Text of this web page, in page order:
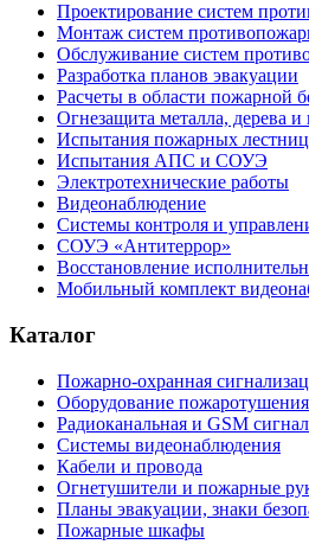
Проектирование систем
Монтаж систем
Обслуживание систем
Разработка планов эвакуации
Расчеты в области пожарной
Огнезащита металла, дерева и
Испытания пожарных
Испытания АПС и СОУЭ
Электротехнические работы
Видеонаблюдение
Системы контроля и
СОУЭ «Антитеррор»
Восстановление
Мобильный комплект
Каталог
Пожарно-охранная
Оборудование пожаротушения
Радиоканальная и GSM
Системы видеонаблюдения
Кабели и провода
Огнетушители и пожарные
Планы эвакуации, знаки
Пожарные шкафы